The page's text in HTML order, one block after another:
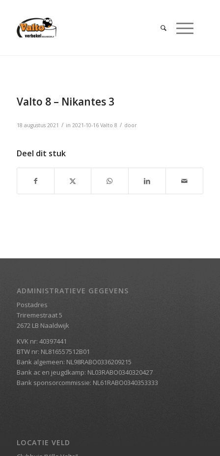
Valto 8 – Nikantes 3
18 augustus 2021 / in 2021-10-16 Valto 8 / door
Deel dit stuk
ADMINISTRATIEVE GEGEVENS
Postadres
Triremestraat 5
2672 LB Naaldwijk
KVK nr: 40397441
BTW nr: NL816557512B01
Bank algemeen: NL98RABO0336209215
Bank ac en jeugdkamp: NL03RABO0340320427
Bank sponsorcommissie: NL61RABO0340353333
LOCATIE VELD